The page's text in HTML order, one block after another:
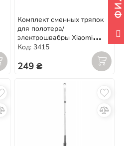
Комплект сменных тряпок
для полотера/
электрошвабры Xiaomi
Deerma ZQ100 (3 шт.)
Код: 3415
249 ₴